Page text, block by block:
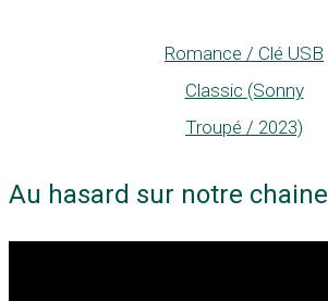
Romance / Clé USB
Classic (Sonny
Troupé / 2023)
Au hasard sur notre chaine